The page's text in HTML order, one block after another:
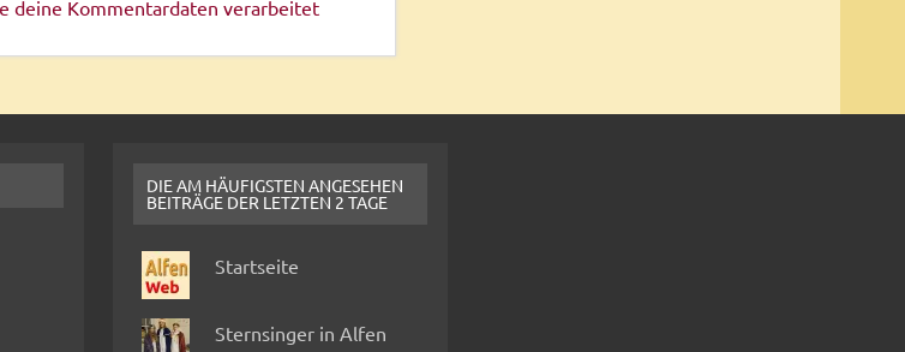
deine Kommentardaten verarbeitet
DIE AM HÄUFIGSTEN ANGESEHEN
BEITRÄGE DER LETZTEN 2 TAGE
Startseite
Sternsinger in Alfen